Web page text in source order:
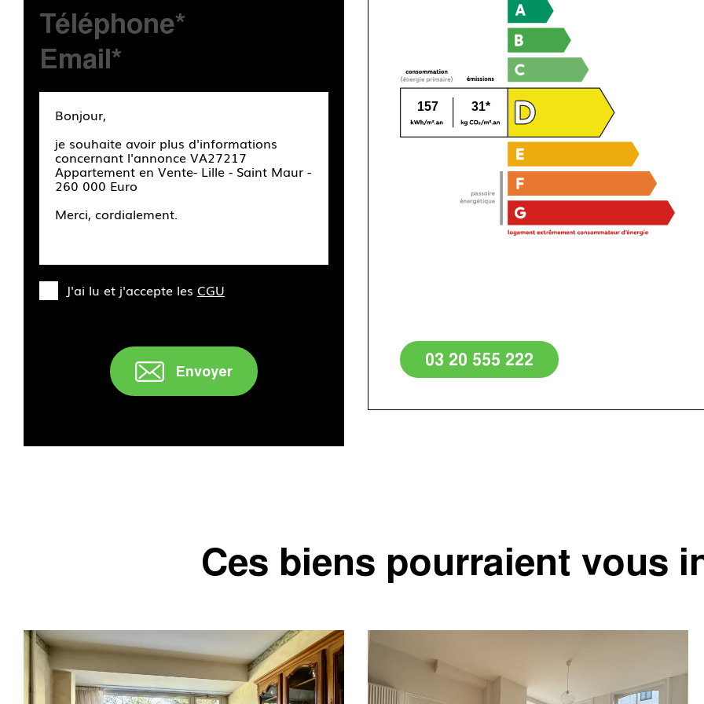
J'ai lu et j'accepte les CGU
Envoyer
157 31*
03 20 555 222
Ces biens pourraient vous